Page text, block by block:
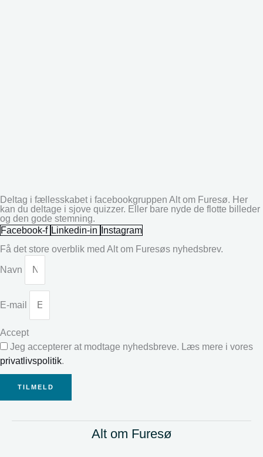
Deltag i fællesskabet i facebookgruppen Alt om Furesø. Her
kan du deltage i sjove quizzer. Eller bare nyde de flotte billeder
og den gode stemning.
Facebook-f Linkedin-in
Instagram
Få det store overblik med Alt om Furesøs nyhedsbrev.
Navn
E-mail
Accept
Jeg accepterer at modtage nyhedsbreve. Læs mere i vores
privatlivspolitik.
TILMELD
Alt om Furesø